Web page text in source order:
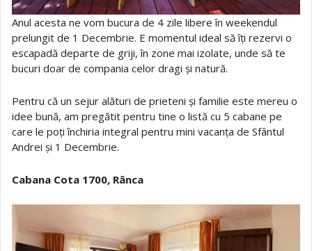
Anul acesta ne vom bucura de 4 zile libere în weekendul
prelungit de 1 Decembrie. E momentul ideal să îți rezervi o
escapadă departe de griji, în zone mai izolate, unde să te
bucuri doar de compania celor dragi și natură.
Pentru că un sejur alături de prieteni și familie este mereu o
idee bună, am pregătit pentru tine o listă cu 5 cabane pe
care le poți închiria integral pentru mini vacanța de Sfântul
Andrei și 1 Decembrie.
Cabana Cota 1700, Rânca